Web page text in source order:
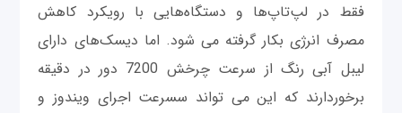
فقط در لپ‌تاپ‌ها و دستگاه‌هایی با رویکرد کاهش
مصرف انرژی بکار گرفته می شود. اما دیسک‌های دارای
لیبل آبی رنگ از سرعت چرخش 7200 دور در دقیقه
برخوردارند که این می تواند سسرعت اجرای ویندوز و